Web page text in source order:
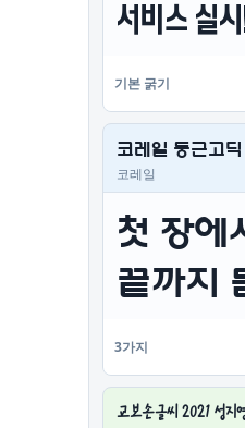
서비스 실
기본 굵기
코레일 둥근고딕
코레일
첫 장에
끝까지
3가지
교보손글씨 2021 성지